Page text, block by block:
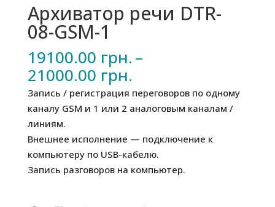
Архиватор речи DTR-
08-GSM-1
19100.00 грн.–
21000.00 грн.
цен:
19100.00 грн.
21000.00 грн.
Запись / регистрация переговоров по одному
каналу GSM и 1 или 2 аналоговым каналам /
линиям.
Внешнее исполнение — подключение к
компьютеру по USB-кабелю.
Запись разговоров на компьютер.